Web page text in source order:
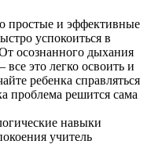
простые и эффективные
успокоиться в
осознанного дыхания
это легко освоить и
ребенка справляться
проблема решится сама
навыки
учитель